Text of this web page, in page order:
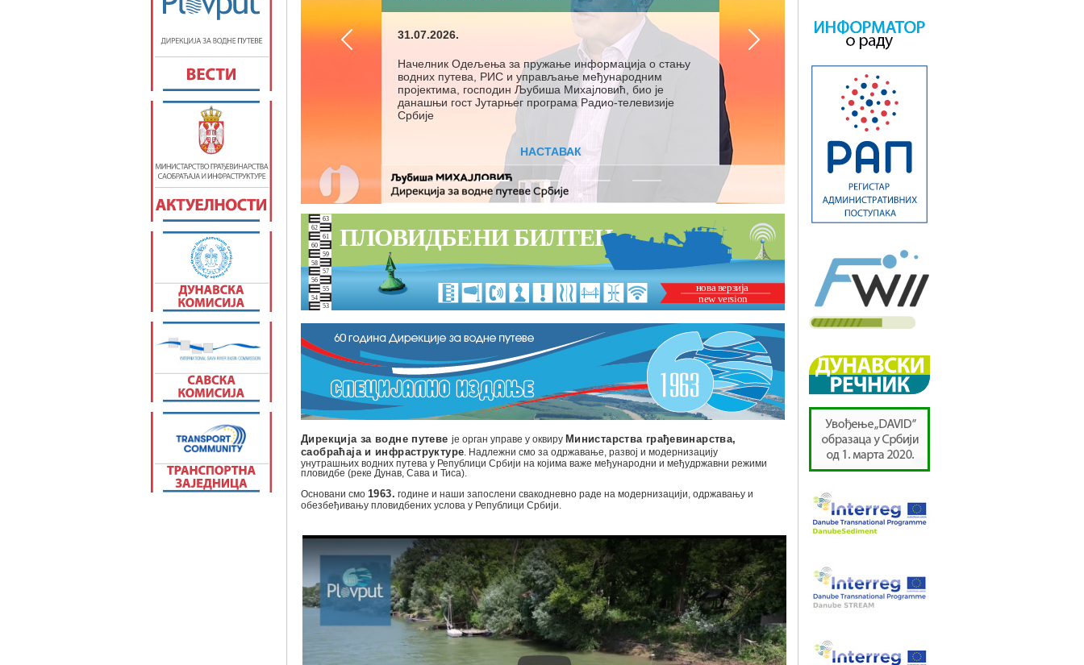
31.07.2026.
Начелник Одељења за пружање информација о стању
водних путева, РИС и управљање међународним
пројектима, господин Љубиша Михајловић, био је
данашњи гост Јутарњег програма Радио-телевизије
Србије
НАСТАВАК
Дирекција за водне путеве је орган управе у оквиру Министарства грађевинарства,
саобраћаја и инфраструктуре. Надлежни смо за одржавање, развој и модернизацију
унутрашњих водних путева у Републици Србији на којима важе међународни и међудржавни режими
пловидбе (реке Дунав, Сава и Тиса).
Основани смо1963. године и наши запослени свакодневно раде на модернизацији, одржавању и
обезбеђивању пловидбених услова у Републици Србији.